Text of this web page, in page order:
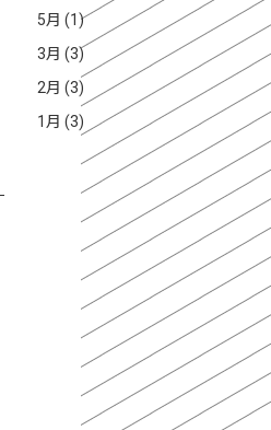
5月 (1)
3月 (3)
2月 (3)
1月 (3)